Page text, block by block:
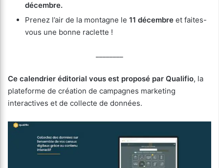
décembre.
Prenez l’air de la montagne le 11 décembre et faites-
vous une bonne raclette !
Ce calendrier éditorial vous est proposé par Qualifio, la
plateforme de création de campagnes marketing
interactives et de collecte de données.